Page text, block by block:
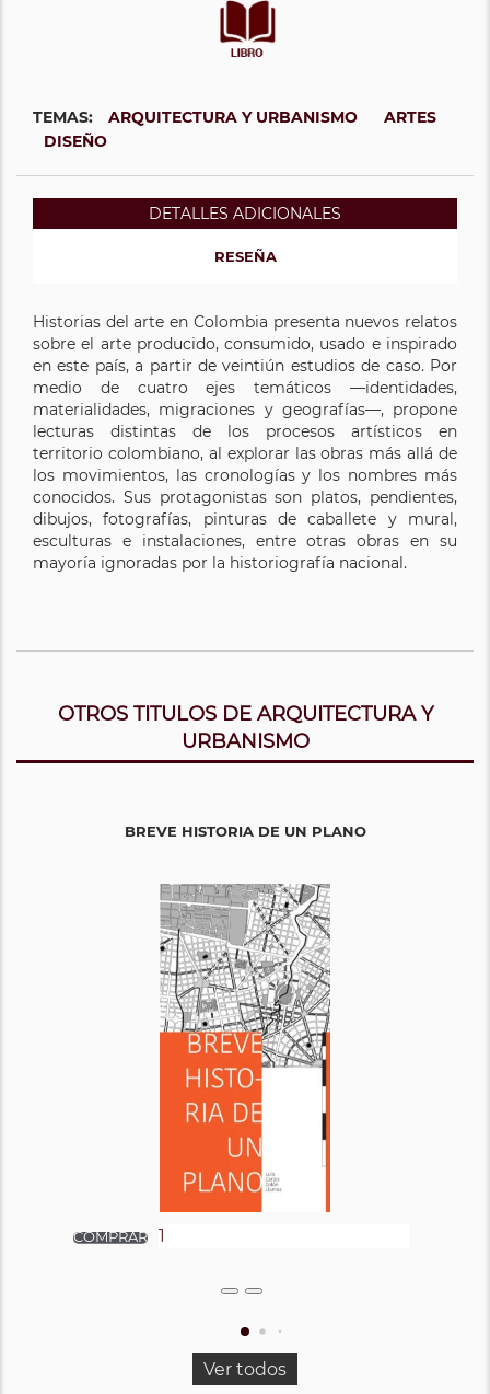
TEMAS: ARQUITECTURA Y URBANISMO
ARTES
DISEÑO
DETALLES ADICIONALES
RESEÑA
Historias del arte en Colombia presenta nuevos relatos
sobre el arte producido, consumido, usado e inspirado
en este país, a partir de veintiún estudios de caso. Por
medio de cuatro ejes temáticos —identidades,
materialidades, migraciones y geografías—, propone
lecturas distintas de los procesos artísticos en
territorio colombiano, al explorar las obras más allá de
los movimientos, las cronologías y los nombres más
conocidos. Sus protagonistas son platos, pendientes,
dibujos, fotografías, pinturas de caballete y mural,
esculturas e instalaciones, entre otras obras en su
mayoría ignoradas por la historiografía nacional.
OTROS TITULOS DE ARQUITECTURA Y
URBANISMO
BREVE HISTORIA DE UN PLANO
Ver todos